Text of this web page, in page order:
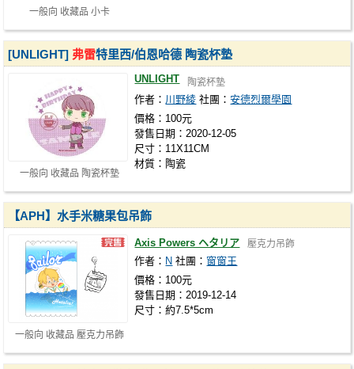
一般向 收藏品 小卡
一般向 收藏品 陶瓷杯墊
[UNLIGHT] 弗雷特里西/伯恩哈德 陶瓷杯墊
UNLIGHT 陶瓷杯墊
作者： 川野綾 社團：安德烈爾學園
價格：100元
發售日期：2020-12-05
尺寸：11X11CM
材質：陶瓷
一般向 收藏品 壓克力吊飾
【APH】水手米糖果包吊飾
Axis Powers ヘタリア 壓克力吊飾
作者： N 社團： 窗窗王
價格：100元
發售日期：2019-12-14
尺寸：約7.5*5cm